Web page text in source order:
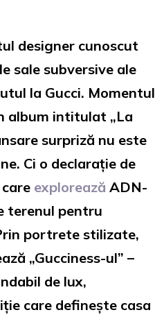
designer cunoscut
sale subversive ale
la Gucci. Momentul
album intitulat „La
surpriză nu este
Ci o declarație de
explorează ADN-
terenul pentru
portrete stilizate,
„Gucciness-ul” –
de lux,
care definește casa